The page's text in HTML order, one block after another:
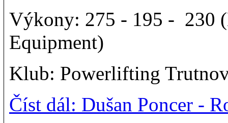
Výkony: 275 - 195 - 230
Equipment)
Klub: Powerlifting
Číst dál: Dušan Poncer -